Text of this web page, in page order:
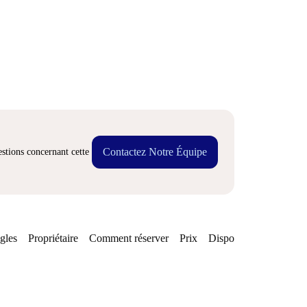
concernant cette Contactez Notre Équipe
Propriétaire Comment réserver Prix Disponibilités